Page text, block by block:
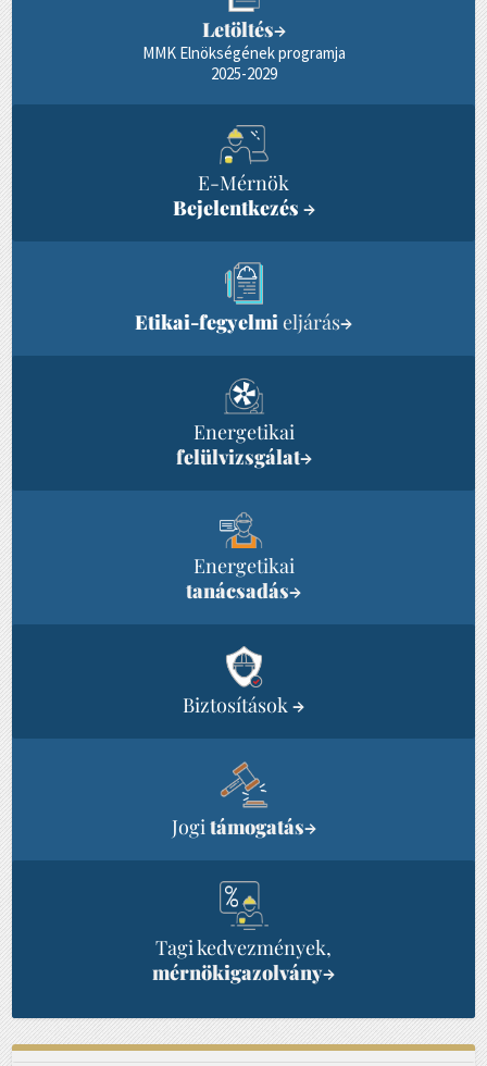
Letöltés→
MMK Elnökségének programja
2025-2029
E-Mérnök
Bejelentkezés →
Etikai-fegyelmi eljárás→
Energetikai
felülvizsgálat→
Energetikai
tanácsadás→
Biztosítások→
Jogi támogatás→
Tagi kedvezmények,
mérnökigazolvány→